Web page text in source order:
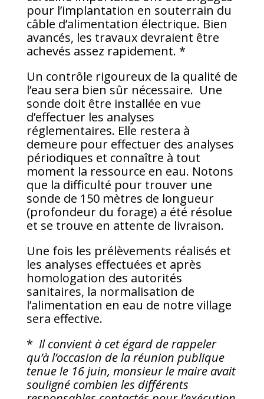
pour l’implantation en souterrain du
câble d’alimentation électrique. Bien
avancés, les travaux devraient être
achevés assez rapidement. *
Un contrôle rigoureux de la qualité de
l’eau sera bien sûr nécessaire. Une
sonde doit être installée en vue
d’effectuer les analyses
réglementaires. Elle restera à
demeure pour effectuer des analyses
périodiques et connaître à tout
moment la ressource en eau. Notons
que la difficulté pour trouver une
sonde de 150 mètres de longueur
(profondeur du forage) a été résolue
et se trouve en attente de livraison.
Une fois les prélèvements réalisés et
les analyses effectuées et après
homologation des autorités
sanitaires, la normalisation de
l’alimentation en eau de notre village
sera effective.
* Il convient à cet égard de rappeler
qu’à l’occasion de la réunion publique
tenue le 16 juin, monsieur le maire avait
souligné combien les différents